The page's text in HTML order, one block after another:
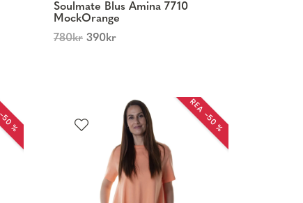
Soulmate Blus Amina 7710
MockOrange
780kr 390kr
% REA −50 %